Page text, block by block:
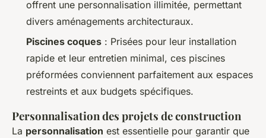
offrent une personnalisation illimitée, permettant
divers aménagements architecturaux.
Piscines coques : Prisées pour leur installation
rapide et leur entretien minimal, ces piscines
préformées conviennent parfaitement aux espaces
restreints et aux budgets spécifiques.
Personnalisation des projets de construction
La personnalisation est essentielle pour garantir que